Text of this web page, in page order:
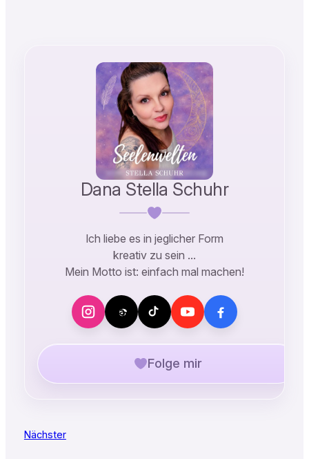
Dana Stella Schuhr
Ich liebe es in jeglicher Form
kreativ zu sein …
Mein Motto ist: einfach mal machen!
Folge mir
Nächster